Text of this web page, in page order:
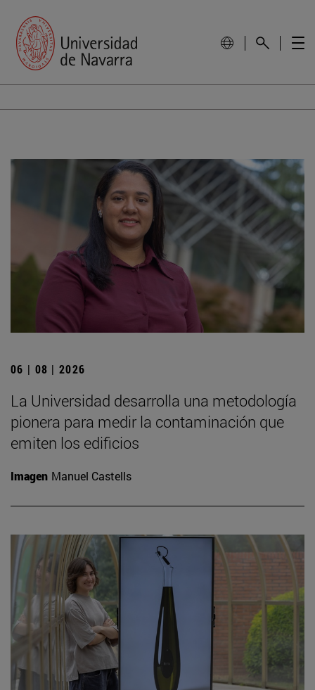
06 | 08 | 2026
La Universidad desarrolla una metodología
pionera para medir la contaminación que
emiten los edificios
Imagen Manuel Castells